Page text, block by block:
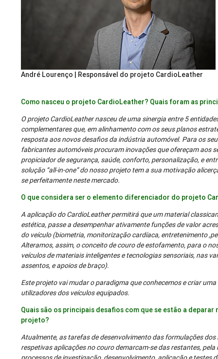
André Lourenço | Responsável do projeto CardioLeather
Como nasceu o projeto CardioLeather? Quais foram as
O projeto CardioLeather nasceu de uma sinergia entre 5
complementares que, em alinhamento com os seus planos
resposta aos novos desafios da indústria automóvel. Para os
fabricantes automóveis procuram inovações que ofereçam aos
propiciador de segurança, saúde, conforto, personalização, e
solução “all-in-one” do nosso projeto tem a sua motivação
se perfeitamente neste mercado.
O que considera ser o elemento diferenciador do projeto
A aplicação do CardioLeather permitirá que um material
estética, passe a desempenhar ativamente funções de valor
do veículo (biometria, monitorização cardíaca, entretenimento
Alteramos, assim, o conceito de couro de estofamento, para o
veículos de materiais inteligentes e tecnologias sensoriais, nas
assentos, e apoios de braço).
Este projeto vai mudar o paradigma que conhecemos e criar
utilizadores dos veículos equipados.
Quais são os principais desafios com que se estão a
projeto?
Atualmente, as tarefas de desenvolvimento das formulações
respetivas aplicações no couro demarcam-se das restantes,